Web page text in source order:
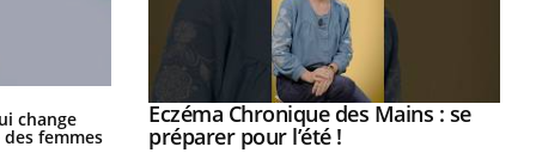
change
femmes
La sieste empêche-t-elle de dormir
la nuit ?
: et si on Youtube
Eczéma Chronique des Mains : se
préparer pour l’été !Youtube